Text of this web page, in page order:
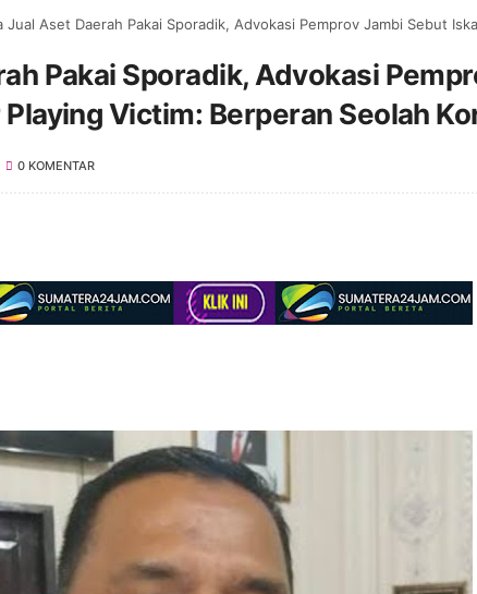
Aset Daerah Pakai Sporadik, Advokasi Pemprov Jambi Sebut Iskandar Playing Victim: Berperan
Pakai Sporadik, Advokasi
Victim: Berperan Seolah
0 KOMENTAR